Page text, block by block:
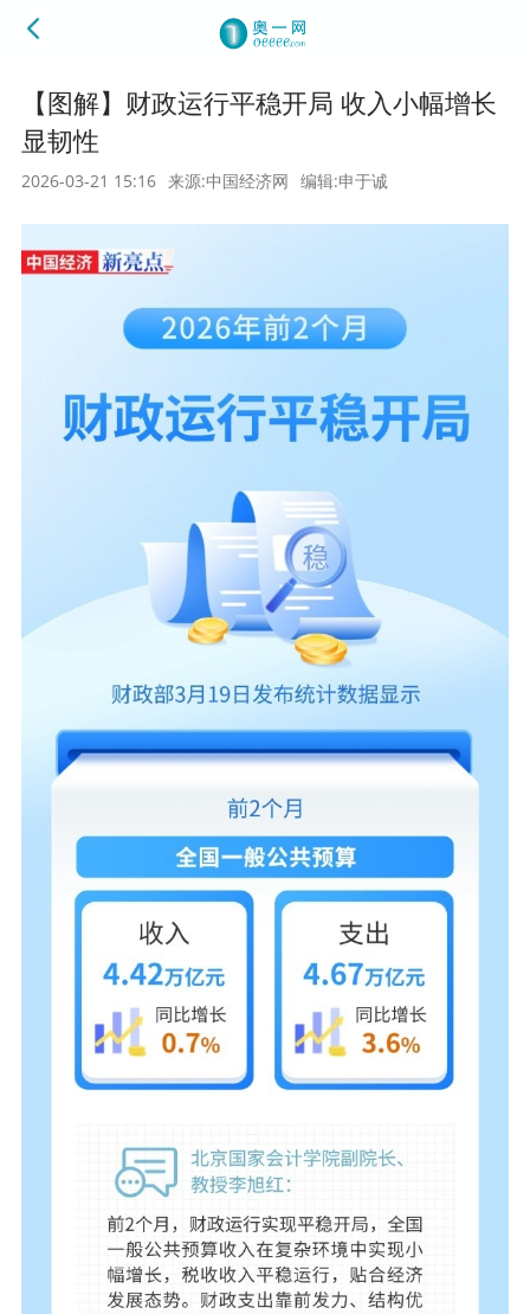
【图解】财政运行平稳开局 收入小幅增长
显韧性
2026-03-21 15:16 来源:中国经济网 编辑:申于诚